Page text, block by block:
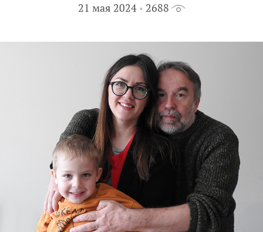
21 мая 2024 2688